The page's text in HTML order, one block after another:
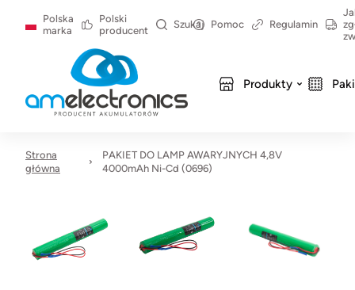
Polska
marka
Polski
producent
Szukaj Pomoc Regulamin
Produkty
Strona
główna
PAKIET DO LAMP AWARYJNYCH 4,8V
4000mAh Ni-Cd (0696)